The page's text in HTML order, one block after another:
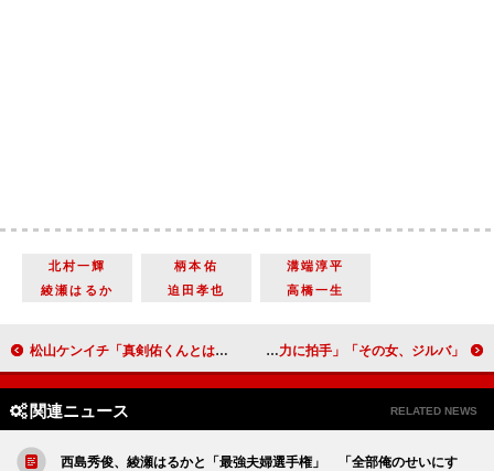
北村一輝 柄本佑
溝端淳平
綾瀬はるか
迫田孝也 高橋一生
松山ケンイチ「真剣佑くんとは一回もしゃべっていない」 「ちょっとしゃべりたかったんだけどね」 「その女、ジルバ」最終回に“ジルバロス”続出 「池脇千鶴の演技力に拍手」
関連ニュース RELATED NEWS
西島秀俊、綾瀬はるかと「最強夫婦選手権」 「全部俺のせいにす